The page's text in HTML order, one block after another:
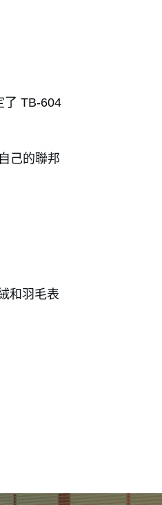
了 TB-604
己的聯邦
和羽毛表